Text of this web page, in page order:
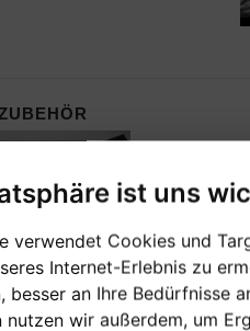
ist uns
verwendet Cookies und
Internet-Erlebnis zu
besser an Ihre Bedürfnisse
nutzen wir außerdem, um